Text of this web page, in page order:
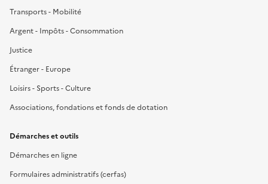
Transports - Mobilité
Argent - Impôts - Consommation
Justice
Étranger - Europe
Loisirs - Sports - Culture
Associations, fondations et fonds de dotation
Démarches et outils
Démarches en ligne
Formulaires administratifs (cerfas)